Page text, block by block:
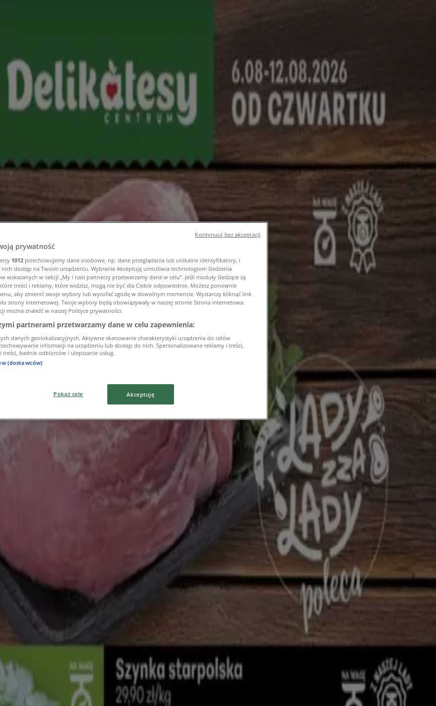
Dom i meble Sport Perfumy i kosmetykiDzieci i zabawkiPodróżeRestauracje i
prywatność
1012 przechowujemy dane osobowe, np. dane przeglądania lub unikalne identyfikatory, i
dostęp na Twoim urządzeniu. Wybranie Akceptuję umożliwia technologiom śledzenia
wskazanych w sekcji „My i nasi partnerzy przetwarzamy dane w celu”. Jeśli moduły śledzące są
treści i reklamy, które widzisz, mogą nie być dla Ciebie odpowiednie. Możesz ponownie
aby zmienić swoje wybory lub wycofać zgodę w dowolnym momencie. Wystarczy kliknąć link
strony internetowej. Twoje wybory będą obowiązywały w naszej stronie Strona internetowa.
można znaleźć w naszej Polityce prywatności.
partnerami przetwarzamy dane w celu zapewnienia:
danych geolokalizacyjnych. Aktywne skanowanie charakterystyki urządzenia do celów
informacji na urządzeniu lub dostęp do nich. Spersonalizowane reklamy i treści,
treści, badnie odbiorców i ulepszanie usług.
(dostawców)
Pokaż cele Akceptuję
Kontynuuj bez akceptacji